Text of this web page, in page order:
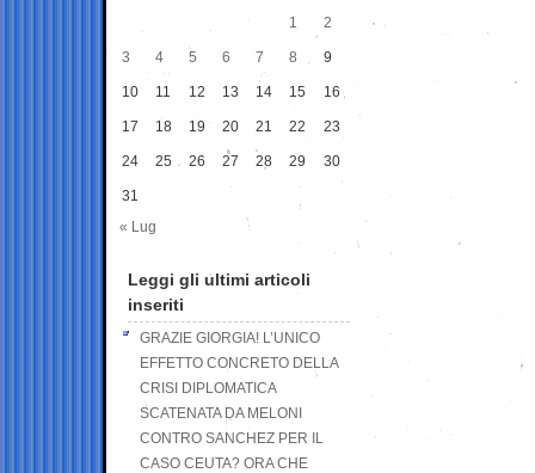
1
2
3 4 5 6 7 8 9
10 11 12 13 14 15 16
17 18 19 20 21 22 23
24 25 26 27 28 29 30
31
« Lug
Leggi gli ultimi articoli
inseriti
GRAZIE GIORGIA! L’UNICO
EFFETTO CONCRETO DELLA
CRISI DIPLOMATICA
SCATENATA DA MELONI
CONTRO SANCHEZ PER IL
CASO CEUTA? ORA CHE